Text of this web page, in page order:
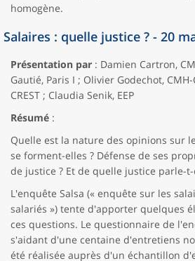
homogène.
Salaires : quelle justice ? - 20
Présentation par : Damien Cartron,
Gautié, Paris I ; Olivier Godechot,
CREST ; Claudia Senik, EEP
Résumé :
Quelle est la nature des opinions sur
se forment-elles ? Défense de ses
de justice ? Et de quelle justice parle-t-
L'enquête Salsa (« enquête sur les
salariés ») tente d'apporter quelques
ces questions. Le questionnaire de
s'aidant d'une centaine d'entretiens
été réalisée auprès d'un échantillon